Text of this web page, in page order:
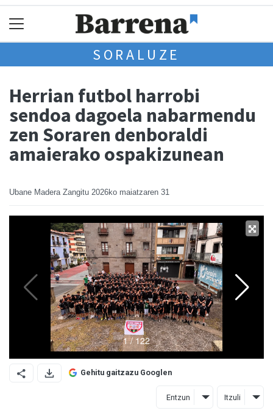
SORALUZE
Herrian futbol harrobi
sendoa dagoela nabarmendu
zen Soraren denboraldi
amaierako ospakizunean
Ubane Madera Zangitu 2026ko maiatzaren 31
Gehitu gaitzazu Googlen
Entzun Itzuli